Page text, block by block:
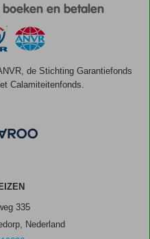
en betalen
de Stichting Garantiefonds
Calamiteitenfonds.
335
Nederland